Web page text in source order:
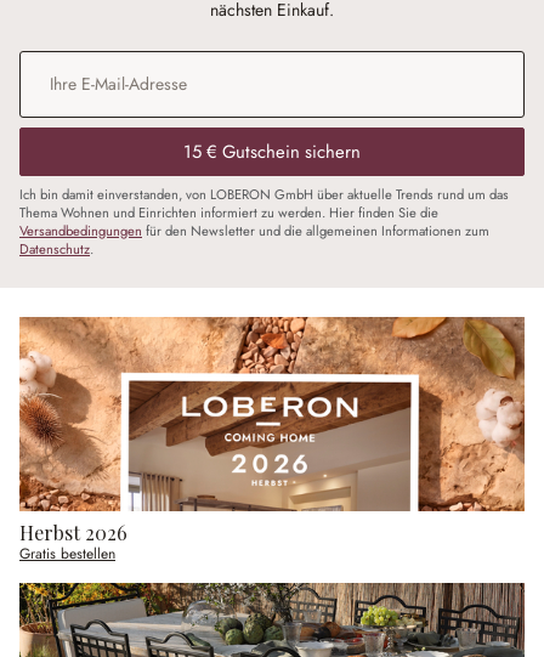
nächsten Einkauf.
E-Mail-Adresse
15 € Gutschein sichern
Ich bin damit einverstanden, von LOBERON GmbH über aktuelle Trends rund um das
Thema Wohnen und Einrichten informiert zu werden. Hier finden Sie die
Versandbedingungen für den Newsletter und die allgemeinen Informationen zum
Datenschutz.
Herbst 2026
Gratis bestellen